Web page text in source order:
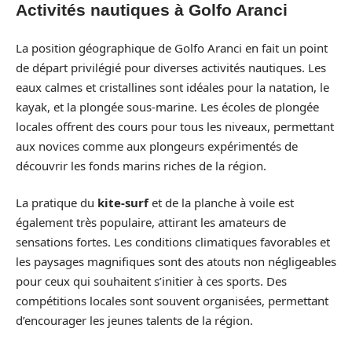
Activités nautiques à Golfo Aranci
La position géographique de Golfo Aranci en fait un point
de départ privilégié pour diverses activités nautiques. Les
eaux calmes et cristallines sont idéales pour la natation, le
kayak, et la plongée sous-marine. Les écoles de plongée
locales offrent des cours pour tous les niveaux, permettant
aux novices comme aux plongeurs expérimentés de
découvrir les fonds marins riches de la région.
La pratique du kite-surfet de la planche à voile est
également très populaire, attirant les amateurs de
sensations fortes. Les conditions climatiques favorables et
les paysages magnifiques sont des atouts non négligeables
pour ceux qui souhaitent s’initier à ces sports. Des
compétitions locales sont souvent organisées, permettant
d’encourager les jeunes talents de la région.